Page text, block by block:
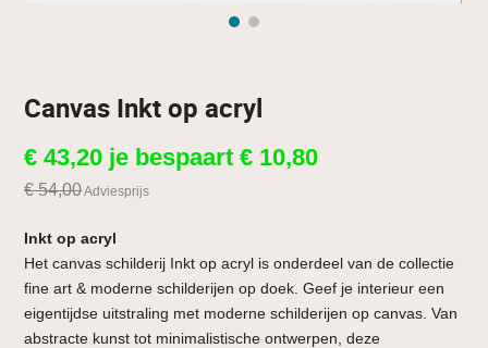
Canvas Inkt op acryl
€ 43,20 je bespaart€ 10,80
€54,00Adviesprijs
Inkt op acryl
Het canvas schilderij Inkt op acryl is onderdeel van de collectie
fine art & moderne schilderijen op doek. Geef je interieur een
eigentijdse uitstraling met moderne schilderijen op canvas. Van
abstracte kunst tot minimalistische ontwerpen, deze